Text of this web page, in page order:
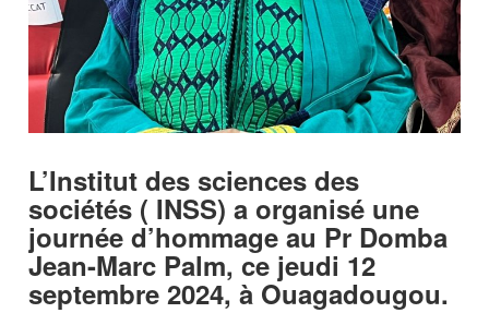
L’Institut des sciences des
sociétés ( INSS) a organisé une
journée d’hommage au Pr Domba
Jean-Marc Palm, ce jeudi 12
septembre 2024, à Ouagadougou.